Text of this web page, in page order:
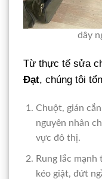
dây
Từ thực tế sửa
Đạt, chúng tôi
Chuột, gián
nguyên nhân
vực đô thị.
Rung lắc
kéo giật, đứt